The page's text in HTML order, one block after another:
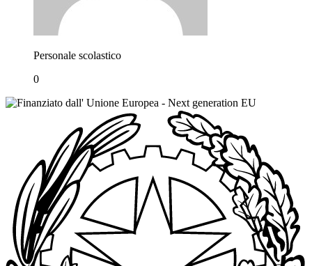
Personale scolastico
0